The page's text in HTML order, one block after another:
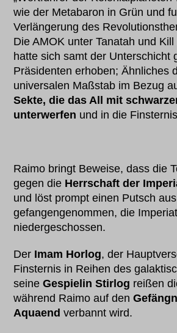
wie der Metabaron in Grün und
Verlängerung des
Die AMOK unter Tanatah und
hatte sich samt der Unterschicht
Präsidenten erhoben; Ähnliches
universalen Maßstab im Bezug
Sekte, die das All mit
unterwerfen und in die
Raimo bringt Beweise, dass die
gegen die Herrschaft der
und löst prompt einen Putsch
gefangengenommen, die
niedergeschossen.
Der Imam Horlog, der
Finsternis in Reihen des
seineGespielin Stirlog reißen
während Raimo auf den
Aquaend verbannt wird.